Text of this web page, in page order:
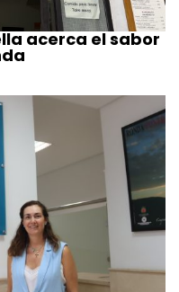
acerca el sabor